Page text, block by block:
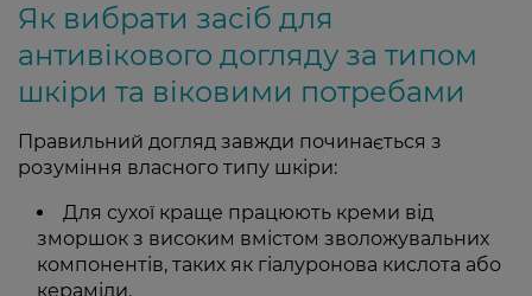
Як вибрати засіб для
антивікового догляду за типом
шкіри та віковими потребами
Правильний догляд завжди починається з
розуміння власного типу шкіри:
Для сухої краще працюють креми від
зморшок з високим вмістом зволожувальних
компонентів, таких як гіалуронова кислота або
кераміди.